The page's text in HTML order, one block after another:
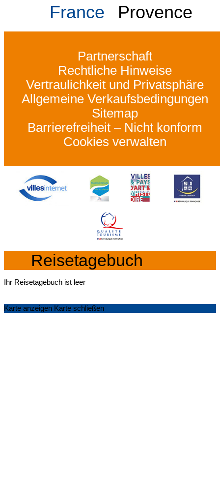
France Provence
Partnerschaft
Rechtliche Hinweise
Vertraulichkeit und Privatsphäre
Allgemeine Verkaufsbedingungen
Sitemap
Barrierefreiheit – Nicht konform
Cookies verwalten
Reisetagebuch
Ihr Reisetagebuch ist leer
Karte anzeigen Karte schließen